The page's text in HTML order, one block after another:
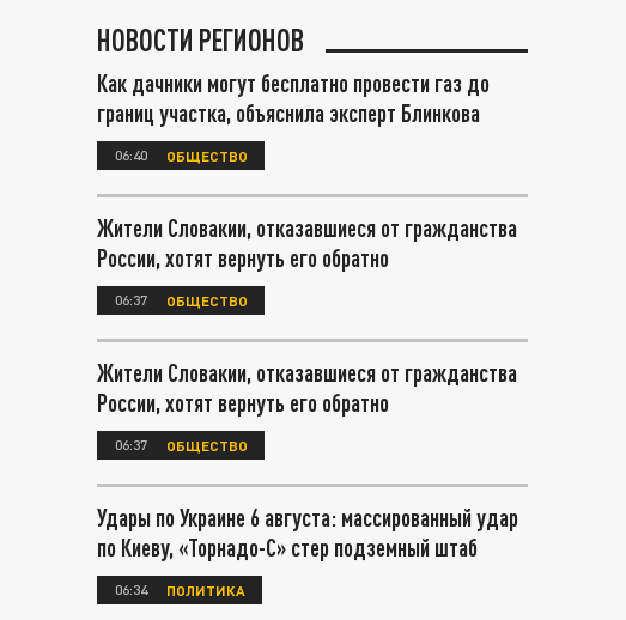
НОВОСТИ РЕГИОНОВ
Как дачники могут бесплатно провести газ до
границ участка, объяснила эксперт Блинкова
06:40 ОБЩЕСТВО
Жители Словакии, отказавшиеся от гражданства
России, хотят вернуть его обратно
06:37 ОБЩЕСТВО
Жители Словакии, отказавшиеся от гражданства
России, хотят вернуть его обратно
06:37 ОБЩЕСТВО
Удары по Украине 6 августа: массированный удар
по Киеву, «Торнадо-С» стер подземный штаб
06:34 ПОЛИТИКА